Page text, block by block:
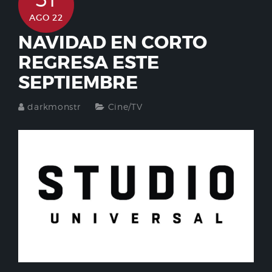
AGO 22
NAVIDAD EN CORTO
REGRESA ESTE
SEPTIEMBRE
darkmonstr Cine/TV